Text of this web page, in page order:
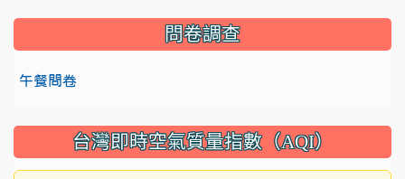
問卷調查
午餐問卷
台灣即時空氣質量指數（AQI）